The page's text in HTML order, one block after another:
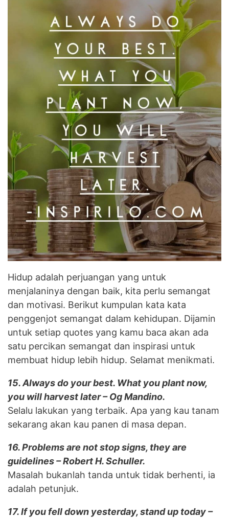
Hidup adalah perjuangan yang untuk
menjalaninya dengan baik, kita perlu semangat
dan motivasi. Berikut kumpulan kata kata
penggenjot semangat dalam kehidupan. Dijamin
untuk setiap quotes yang kamu baca akan ada
satu percikan semangat dan inspirasi untuk
membuat hidup lebih hidup. Selamat menikmati.
15. Always do your best. What you plant now,
you will harvest later – Og Mandino.
Selalu lakukan yang terbaik. Apa yang kau tanam
sekarang akan kau panen di masa depan.
16. Problems are not stop signs, they are
guidelines – Robert H. Schuller.
Masalah bukanlah tanda untuk tidak berhenti, ia
adalah petunjuk.
17. If you fell down yesterday, stand up today –